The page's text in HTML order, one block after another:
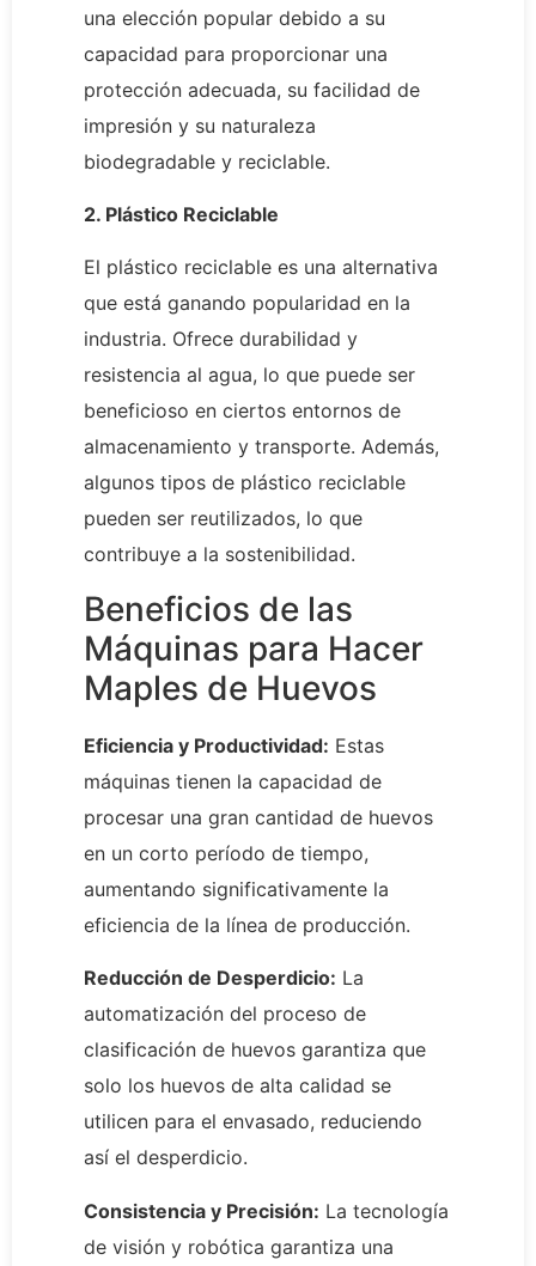
una elección popular debido a su
capacidad para proporcionar una
protección adecuada, su facilidad de
impresión y su naturaleza
biodegradable y reciclable.
2. Plástico Reciclable
El plástico reciclable es una alternativa
que está ganando popularidad en la
industria. Ofrece durabilidad y
resistencia al agua, lo que puede ser
beneficioso en ciertos entornos de
almacenamiento y transporte. Además,
algunos tipos de plástico reciclable
pueden ser reutilizados, lo que
contribuye a la sostenibilidad.
Beneficios de las
Máquinas para Hacer
Maples de Huevos
Eficiencia y Productividad: Estas
máquinas tienen la capacidad de
procesar una gran cantidad de huevos
en un corto período de tiempo,
aumentando significativamente la
eficiencia de la línea de producción.
Reducción de Desperdicio: La
automatización del proceso de
clasificación de huevos garantiza que
solo los huevos de alta calidad se
utilicen para el envasado, reduciendo
así el desperdicio.
Consistencia y Precisión: La tecnología
de visión y robótica garantiza una